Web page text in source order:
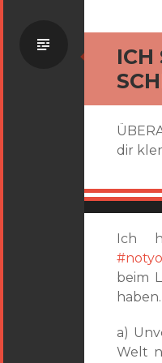
ICH
dir
Standard
Ich
beim
haben.
a)
Welt